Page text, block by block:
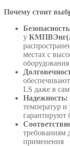
Почему стоит
у
местах с
оборудования
LS даже в
Надежность:
температур
гарантируют
требованиям
применения